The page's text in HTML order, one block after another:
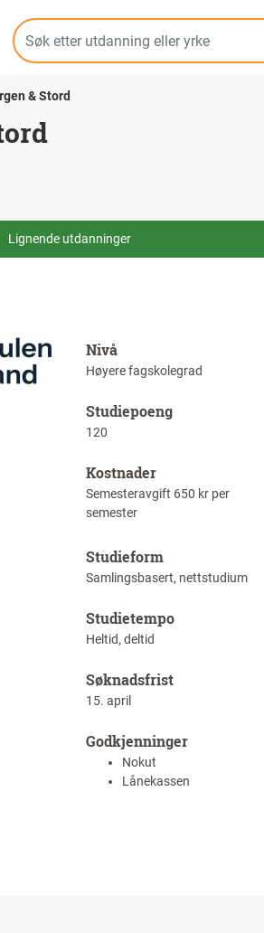
hovedinnhold
& Stord
Lignende utdanninger
Nivå
Høyere fagskolegrad
Studiepoeng
120
Kostnader
Semesteravgift 650 kr per
semester
Studieform
Samlingsbasert, nettstudium
Studietempo
Heltid, deltid
Søknadsfrist
15. april
Godkjenninger
Nokut
Lånekassen